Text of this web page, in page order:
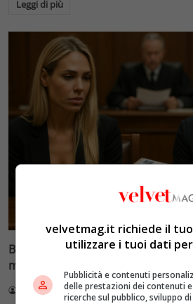
Leggi di più
Blasi vs Totti: il giudice riduce
mantenimento a 10.900 euro
Redazione VelvetMAG 4 Agosto 2026
velvetmag.it richiede il
utilizzare i tuoi dati
Pubblicità e contenuti
delle prestazioni dei contenuti
ricerche sul pubblico, sviluppo